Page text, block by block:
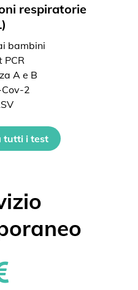
respiratorie
bambini
PCR
A e B
2
tutti i test